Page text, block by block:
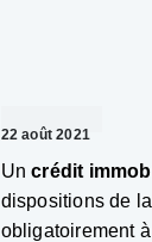
22 août 2021
Uncrédit
dispositions de
obligatoirement